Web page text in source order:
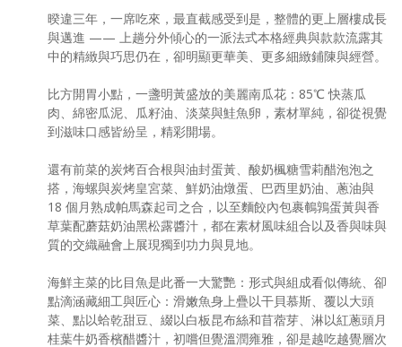
暌違三年，一席吃來，最直截感受到是，整體的更上層樓成長
與邁進 —— 上趟分外傾心的一派法式本格經典與款款流露其
中的精緻與巧思仍在，卻明顯更華美、更多細緻鋪陳與經營。
比方開胃小點，一盞明黃盛放的美麗南瓜花：85℃ 快蒸瓜
肉、綿密瓜泥、瓜籽油、淡菜與鮭魚卵，素材單純，卻從視覺
到滋味口感皆紛呈，精彩開場。
還有前菜的炭烤百合根與油封蛋黃、酸奶楓糖雪莉醋泡泡之
搭，海螺與炭烤皇宮菜、鮮奶油燉蛋、巴西里奶油、蔥油與
18 個月熟成帕馬森起司之合，以至麵餃內包裹鵪鶉蛋黃與香
草葉配蘑菇奶油黑松露醬汁，都在素材風味組合以及香與味與
質的交織融會上展現獨到功力與見地。
海鮮主菜的比目魚是此番一大驚艷：形式與組成看似傳統、卻
點滴涵藏細工與匠心：滑嫩魚身上疊以干貝慕斯、覆以大頭
菜、點以蛤乾甜豆、綴以白板昆布絲和苜蓿芽、淋以紅蔥頭月
桂葉牛奶香檳醋醬汁，初嚐但覺溫潤雍雅，卻是越吃越覺層次